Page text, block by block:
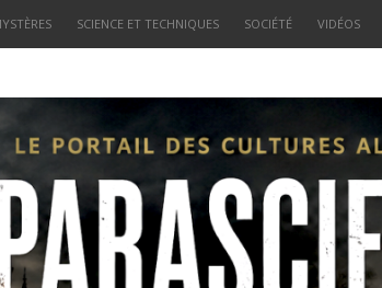
SCIENCE ET TECHNIQUES SOCIÉTÉ VIDÉOS